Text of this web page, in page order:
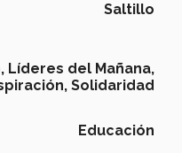
Saltillo
Líderes del Mañana,
Solidaridad
Educación